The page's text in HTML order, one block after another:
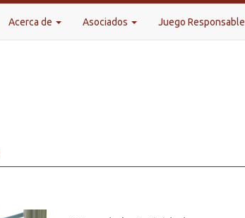
Acerca de Asociados Juego Responsable